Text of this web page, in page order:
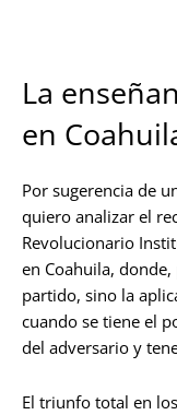
La
en
Por sugerencia de
quiero analizar el
Revolucionario
en Coahuila,
partido, sino la
cuando se tiene el
del adversario y
El triunfo total en